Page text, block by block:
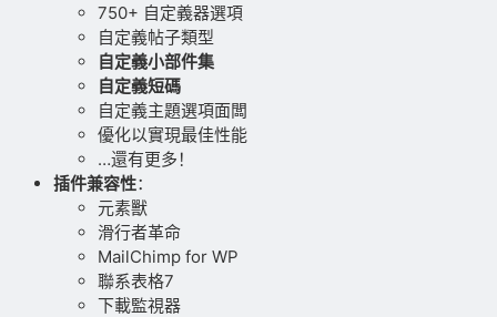
750+ 自定義器選項
自定義帖子類型
自定義小部件集
自定義短碼
自定義主題選項面闆
優化以實現最佳性能
…還有更多！
插件兼容性：
元素獸
滑行者革命
MailChimp for WP
聯系表格7
下載監視器